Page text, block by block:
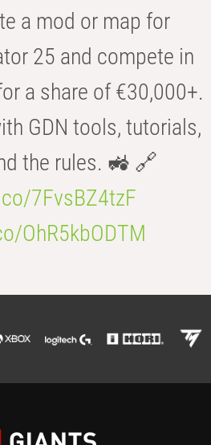
a mod or map for
25 and compete in
a share of €30,000+.
GDN tools, tutorials,
the rules. 🚜 🔗
7FvsBZ4tzF
OhR5kbODTM